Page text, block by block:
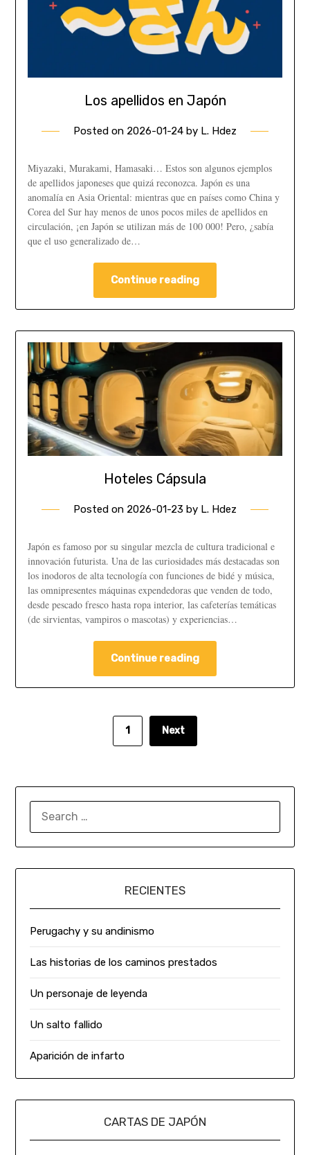
Los apellidos en Japón
Posted on 2026-01-24 by L. Hdez
Miyazaki, Murakami, Hamasaki… Estos son algunos ejemplos
de apellidos japoneses que quizá reconozca. Japón es una
anomalía en Asia Oriental: mientras que en países como China y
Corea del Sur hay menos de unos pocos miles de apellidos en
circulación, ¡en Japón se utilizan más de 100 000! Pero, ¿sabía
que el uso generalizado de…
Continue reading
Hoteles Cápsula
Posted on 2026-01-23 by L. Hdez
Japón es famoso por su singular mezcla de cultura tradicional e
innovación futurista. Una de las curiosidades más destacadas son
los inodoros de alta tecnología con funciones de bidé y música,
las omnipresentes máquinas expendedoras que venden de todo,
desde pescado fresco hasta ropa interior, las cafeterías temáticas
(de sirvientas, vampiros o mascotas) y experiencias…
Continue reading
1 Next
RECIENTES
Perugachy y su andinismo
Las historias de los caminos prestados
Un personaje de leyenda
Un salto fallido
Aparición de infarto
CARTAS DE JAPÓN